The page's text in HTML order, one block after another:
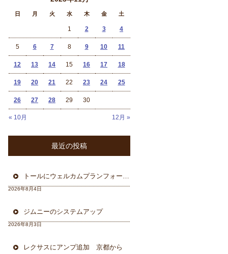
日 月 火 水 木 金 土
« 10月 12月 »
1 2 3 4
5 6 7 8 9 10 11
12 13 14 15 16 17 18
19 20 21 22 23 24 25
26 27 28 29 30
最近の投稿
トールにウェルカムプランフォーカルスピーカー＆ウーハー
2026年8月4日
ジムニーのシステムアップ
2026年8月3日
レクサスにアンプ追加 京都から